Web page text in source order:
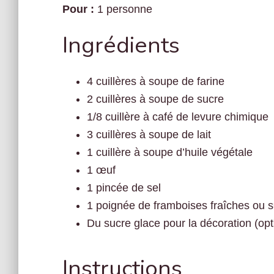
Pour : 1 personne
Ingrédients
4 cuillères à soupe de farine
2 cuillères à soupe de sucre
1/8 cuillère à café de levure chimique
3 cuillères à soupe de lait
1 cuillère à soupe d’huile végétale
1 œuf
1 pincée de sel
1 poignée de framboises fraîches ou
Du sucre glace pour la décoration